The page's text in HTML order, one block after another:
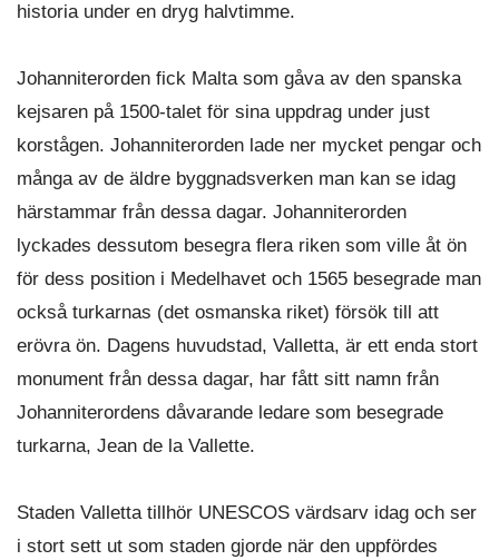
historia under en dryg halvtimme.
Johanniterorden fick Malta som gåva av den spanska
kejsaren på 1500-talet för sina uppdrag under just
korstågen. Johanniterorden lade ner mycket pengar och
många av de äldre byggnadsverken man kan se idag
härstammar från dessa dagar. Johanniterorden
lyckades dessutom besegra flera riken som ville åt ön
för dess position i Medelhavet och 1565 besegrade man
också turkarnas (det osmanska riket) försök till att
erövra ön. Dagens huvudstad, Valletta, är ett enda stort
monument från dessa dagar, har fått sitt namn från
Johanniterordens dåvarande ledare som besegrade
turkarna, Jean de la Vallette.
Staden Valletta tillhör UNESCOS värdsarv idag och ser
i stort sett ut som staden gjorde när den uppfördes